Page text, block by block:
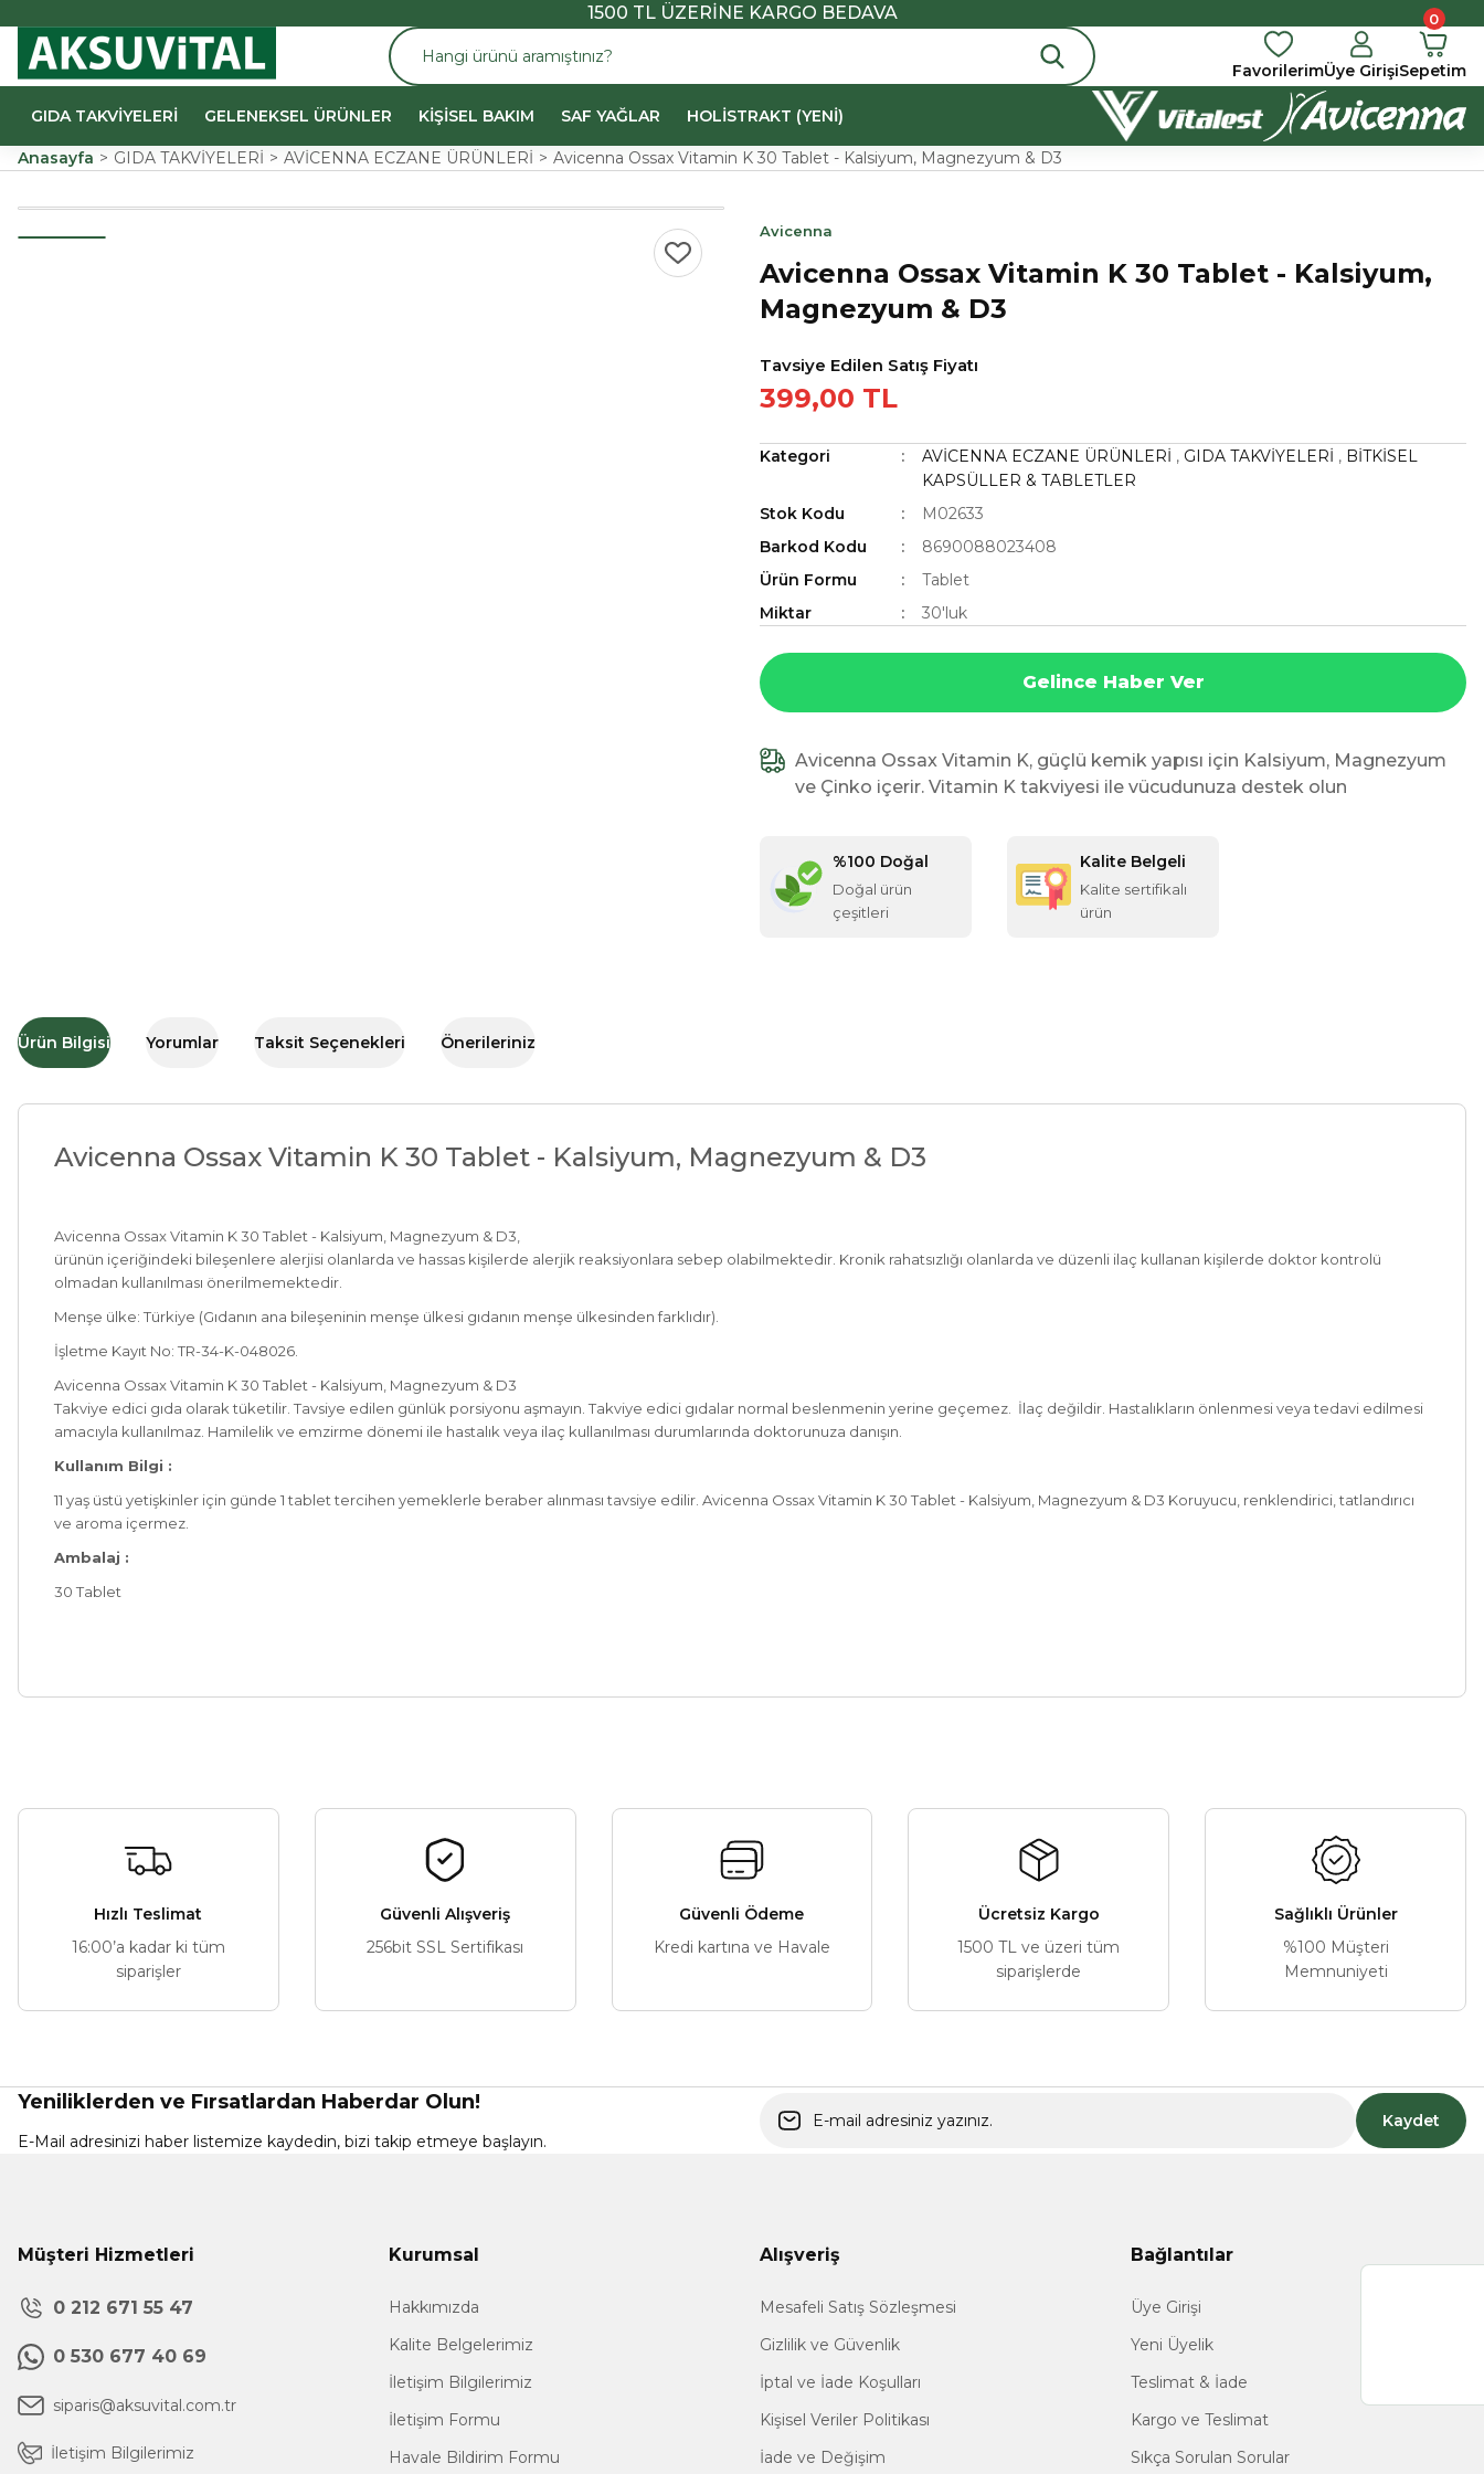
1500 TL ÜZERİNE KARGO BEDAVA
FavorilerimÜye Girişi
0
Sepetim
GIDA TAKVİYELERİ GELENEKSEL ÜRÜNLER KİŞİSEL BAKIM SAF YAĞLAR HOLİSTRAKT (YENİ)
Anasayfa GIDA TAKVİYELERİ AVİCENNA ECZANE ÜRÜNLERİ Avicenna Ossax Vitamin K 30 Tablet - Kalsiyum, Magnezyum & D3
Avicenna
Avicenna Ossax Vitamin K 30 Tablet - Kalsiyum,
Magnezyum & D3
Tavsiye Edilen Satış Fiyatı
399,00 TL
Kategori AVİCENNA ECZANE ÜRÜNLERİ , GIDA TAKVİYELERİ , BİTKİSEL
KAPSÜLLER & TABLETLER
Stok Kodu
M02633
Barkod Kodu
8690088023408
Ürün Formu
Tablet
Miktar
30'luk
Gelince Haber Ver
Avicenna Ossax Vitamin K, güçlü kemik yapısı için Kalsiyum, Magnezyum
ve Çinko içerir. Vitamin K takviyesi ile vücudunuza destek olun
%100 Doğal
Doğal ürün
çeşitleri
Kalite Belgeli
Kalite sertifikalı
ürün
Ürün Bilgisi Yorumlar Taksit Seçenekleri Önerileriniz
Avicenna Ossax Vitamin K 30 Tablet - Kalsiyum, Magnezyum & D3
Avicenna Ossax Vitamin K 30 Tablet - Kalsiyum, Magnezyum & D3,
ürünün içeriğindeki bileşenlere alerjisi olanlarda ve hassas kişilerde alerjik reaksiyonlara sebep olabilmektedir. Kronik rahatsızlığı olanlarda ve düzenli ilaç kullanan kişilerde doktor kontrolü
olmadan kullanılması önerilmemektedir.
Menşe ülke: Türkiye (Gıdanın ana bileşeninin menşe ülkesi gıdanın menşe ülkesinden farklıdır).
İşletme Kayıt No: TR-34-K-048026.
Avicenna Ossax Vitamin K 30 Tablet - Kalsiyum, Magnezyum & D3
Takviye edici gıda olarak tüketilir. Tavsiye edilen günlük porsiyonu aşmayın. Takviye edici gıdalar normal beslenmenin yerine geçemez. İlaç değildir. Hastalıkların önlenmesi veya tedavi edilmesi
amacıyla kullanılmaz. Hamilelik ve emzirme dönemi ile hastalık veya ilaç kullanılması durumlarında doktorunuza danışın.
Kullanım Bilgi :
11 yaş üstü yetişkinler için günde 1 tablet tercihen yemeklerle beraber alınması tavsiye edilir. Avicenna Ossax Vitamin K 30 Tablet - Kalsiyum, Magnezyum & D3 Koruyucu, renklendirici, tatlandırıcı
ve aroma içermez.
Ambalaj :
30 Tablet
Yorum Yaz
Ürün açıklamasında eksik bilgiler bulunuyor.
Bu ürüne benzer farklı alternatifler olmalı.
Hızlı Teslimat
16:00’a kadar ki tüm
siparişler
Güvenli Alışveriş
256bit SSL Sertifikası
Güvenli Ödeme
Kredi kartına ve Havale
Ücretsiz Kargo
1500 TL ve üzeri tüm
siparişlerde
Sağlıklı Ürünler
%100 Müşteri
Memnuniyeti
Yeniliklerden ve Fırsatlardan Haberdar Olun!
E-Mail adresinizi haber listemize kaydedin, bizi takip etmeye başlayın.
Kaydet
Müşteri Hizmetleri
0 212 671 55 47
0 530 677 40 69
siparis@aksuvital.com.tr
İletişim Bilgilerimiz
Kurumsal
Hakkımızda
Kalite Belgelerimiz
İletişim Bilgilerimiz
İletişim Formu
Havale Bildirim Formu
Alışveriş
Mesafeli Satış Sözleşmesi
Gizlilik ve Güvenlik
İptal ve İade Koşulları
Kişisel Veriler Politikası
İade ve Değişim
Bağlantılar
Üye Girişi
Yeni Üyelik
Teslimat & İade
Kargo ve Teslimat
Sıkça Sorulan Sorular